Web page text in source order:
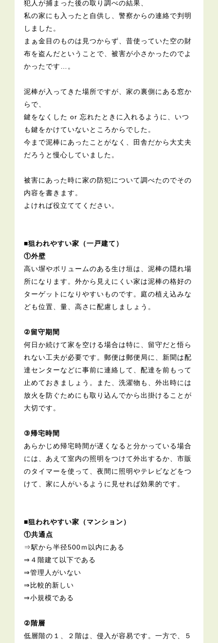
犯人が捕まった後の取り調べの結果、
私の家にも入ったと自供し、警察からの連絡で判明
しました。
まぁ金目のものは見つからず、昔使っていた空の財
布を盗んだということで、被害が小さかったのでよ
かったです…。
泥棒が入ってきた場所ですが、家の裏側にある窓か
らで、
鍵をなくした or 忘れたときに入れるように、いつ
も鍵をかけていないところからでした。
今まで泥棒にあったことがなく、田舎だから大丈夫
だろうと慢心していました。
被害にあった時に家の防犯について調べたのでその
内容を書きます。
よければ役立ててください。
■狙われやすい家（一戸建て）
①外壁
高い塀やボリュームのある生け垣は、泥棒の隠れ場
所になります。外から見えにくい家は泥棒の格好の
ターゲットになりやすいものです。庭の植え込みな
ども位置、量、高さに配慮しましょう。
②留守期間
何日か続けて家を空ける場合は特に、留守だと悟ら
れない工夫が必要です。郵便は郵便局に、新聞は配
達センターなどに事前に連絡して、配達を前もって
止めておきましょう。また、洗濯物も、外出時には
放火を防ぐためにも取り込んでから出掛けることが
大切です。
③帰宅時間
あらかじめ帰宅時間が遅くなると分かっている場合
には、あえて室内の照明をつけて外出するか、市販
のタイマーを使って、夜間に照明やテレビなどをつ
けて、家に人がいるように見せれば効果的です。
■狙われやすい家（マンション）
①共通点
⇒駅から半径500ｍ以内にある
⇒４階建て以下である
⇒管理人がいない
⇒比較的新しい
⇒小規模である
②階層
低層階の１、２階は、侵入が容易です。一方で、５